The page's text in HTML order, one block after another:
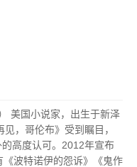
美国小说家，出生于新泽
，哥伦布》受到瞩目，
高度认可。2012年宣布
波特诺伊的怨诉》《鬼作